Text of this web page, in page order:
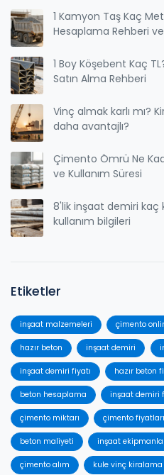
1 Kamyon Taş Kaç
Hesaplama Rehberi
1 Boy Köşebent Kaç
Satın Alma Rehberi
Vinç almak karlı mı?
daha avantajlı?
Çimento Ömrü Ne
ve Kullanım Süresi
8'lik inşaat demiri kaç
kullanım bilgileri
Etiketler
inşaat malzemeleri çimento
hazır beton inşaat demiri
inşaat demiri fiyatı hazır beton
beton hesaplama inşaat demiri
çimento miktarı çimento
beton maliyeti inşaat
çimento alım kule vinç kiralama